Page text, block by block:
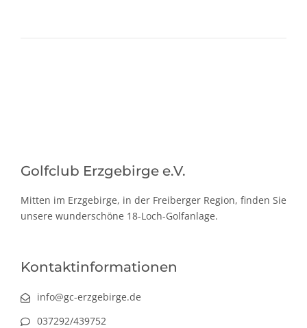
Golfclub Erzgebirge e.V.
Mitten im Erzgebirge, in der Freiberger Region, finden Sie
unsere wunderschöne 18-Loch-Golfanlage.
Kontaktinformationen
info@gc-erzgebirge.de
037292/439752